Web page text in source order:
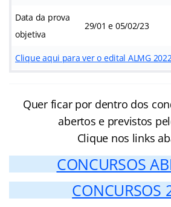
Data da prova
objetiva
29/01 e 05/02/23
Clique aqui para ver o edital ALMG
Quer ficar por dentro dos
abertos e previstos
Clique nos links
CONCURSOS
CONCURSOS